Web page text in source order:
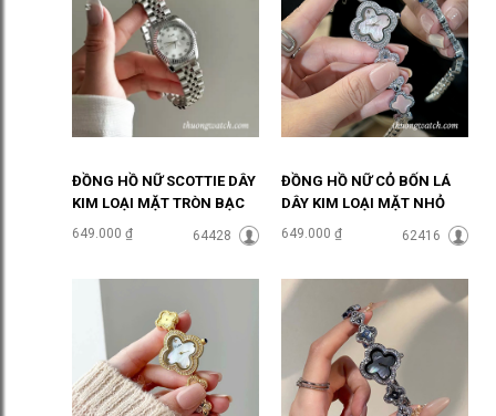
ĐỒNG HỒ NỮ SCOTTIE DÂY
KIM LOẠI MẶT TRÒN BẠC
SANG CHẢNH ĐHĐ46905
649.000 ₫ 64428
ĐỒNG HỒ NỮ CỎ BỐN LÁ
DÂY KIM LOẠI MẶT NHỎ
MẶT HỒNG ĐHĐ48404
649.000 ₫ 62416